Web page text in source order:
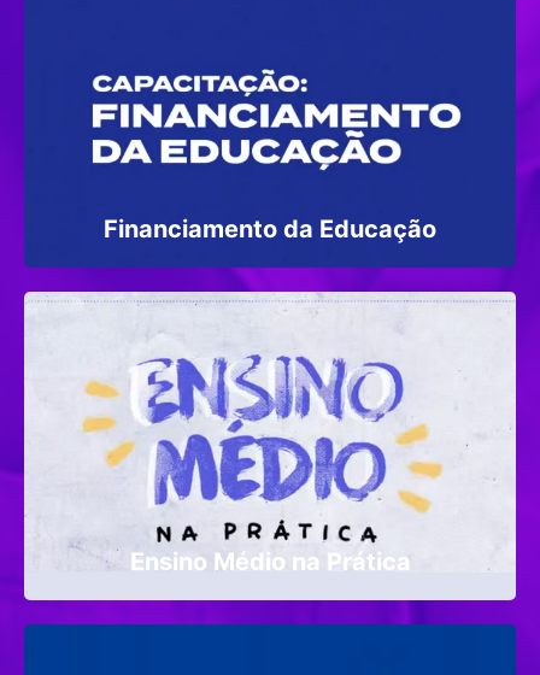
Financiamento da Educação
Ensino Médio na Prática